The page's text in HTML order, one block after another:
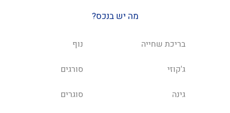
מה יש בנכס?
בריכת שחייה נוף
ג'קוזי סורגים
גינה סוגרים